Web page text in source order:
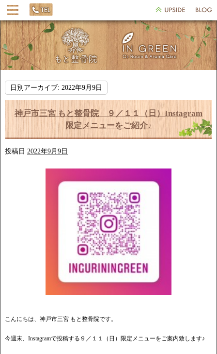
日別アーカイブ: 2022年9月9日
神戸市三宮 もと整骨院 ９／１１（日）Instagram
限定メニューをご紹介♪
投稿日 2022年9月9日
こんにちは、神戸市三宮 もと整骨院です。
今週末、Instagramで投稿する９／１１（日）限定メニューをご案内致します♪